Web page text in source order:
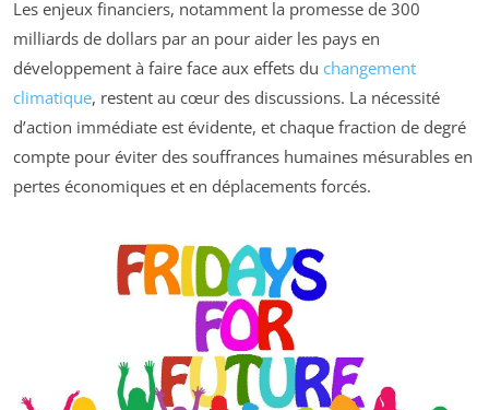
Les enjeux financiers, notamment la promesse de 300
milliards de dollars par an pour aider les pays en
développement à faire face aux effets du changement
climatique, restent au cœur des discussions. La nécessité
d’action immédiate est évidente, et chaque fraction de degré
compte pour éviter des souffrances humaines mésurables en
pertes économiques et en déplacements forcés.